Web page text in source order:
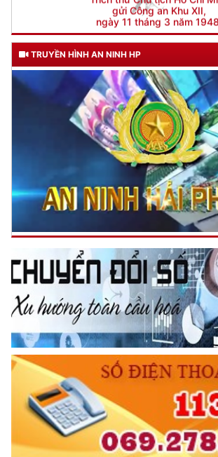
6 ĐIỀU BÁC HỒ DẠY CAND
Đối với nhân dân, phải
KÍNH TRỌNG LỄ PHÉP
Đối với công việc, phải
TẬN TỤY
Đối với địch, phải
CƯƠNG QUYẾT, KHÔN
Trích thư Chủ tịch Hồ Chí
gửi Công an Khu XII,
ngày 11 tháng 3 năm